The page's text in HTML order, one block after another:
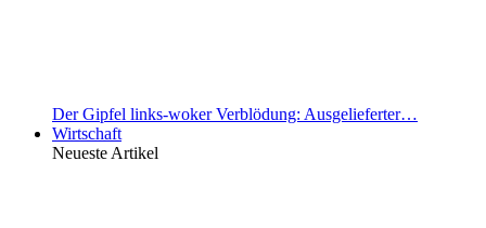
Der Gipfel links-woker Verblödung: Ausgelieferter…
Wirtschaft
Neueste Artikel